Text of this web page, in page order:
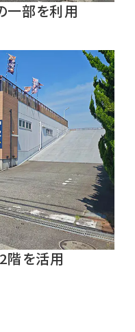
一部を利用
階を活用